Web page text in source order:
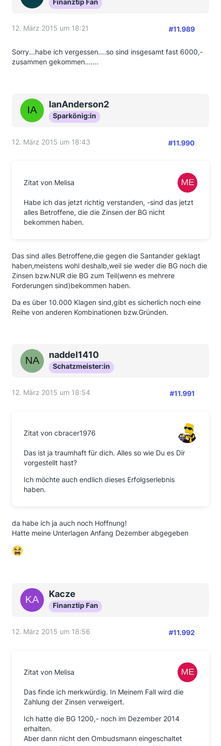
Finanztip Fan
12. März 2015 um 18:21 #11.989
Sorry...habe ich vergessen....so sind insgesamt fast 6000,-
zusammen gekommen.......
IanAnderson2
Sparkönig:in
12. März 2015 um 18:43 #11.990
Zitat von Melisa
Habe ich das jetzt richtig verstanden, -sind das jetzt
alles Betroffene, die die Zinsen der BG nicht
bekommen haben.
Das sind alles Betroffene,die gegen die Santander geklagt
haben,meistens wohl deshalb,weil sie weder die BG noch die
Zinsen bzw.NUR die BG zum Teil(wenn es mehrere
Forderungen sind)bekommen haben.
Da es über 10.000 Klagen sind,gibt es sicherlich noch eine
Reihe von anderen Kombinationen bzw.Gründen.
naddel1410
Schatzmeister:in
12. März 2015 um 18:54 #11.991
Zitat von cbracer1976
Das ist ja traumhaft für dich. Alles so wie Du es Dir
vorgestellt hast?
Ich möchte auch endlich dieses Erfolgserlebnis
haben.
da habe ich ja auch noch Hoffnung!
Hatte meine Unterlagen Anfang Dezember abgegeben
Kacze
Finanztip Fan
12. März 2015 um 18:56 #11.992
Zitat von Melisa
Das finde ich merkwürdig. In Meinem Fall wird die
Zahlung der Zinsen verweigert.
Ich hatte die BG 1200,- noch im Dezember 2014
erhalten.
Aber dann nicht den Ombudsmann eingeschaltet